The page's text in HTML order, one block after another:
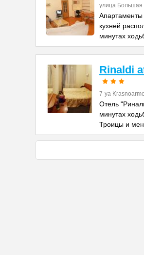
улица Большая
кухней
минутах
Rinaldi
7-ya
Отель
минутах
Троицы и